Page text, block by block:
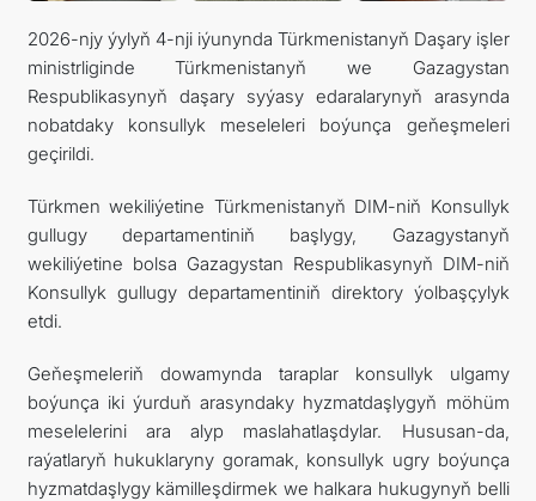
2026-njy ýylyň 4-nji iýunynda Türkmenistanyň Daşary işler
ministrliginde Türkmenistanyň we Gazagystan
Respublikasynyň daşary syýasy edaralarynyň arasynda
nobatdaky konsullyk meseleleri boýunça geňeşmeleri
geçirildi.
Türkmen wekiliýetine Türkmenistanyň DIM-niň Konsullyk
gullugy departamentiniň başlygy, Gazagystanyň
wekiliýetine bolsa Gazagystan Respublikasynyň DIM-niň
Konsullyk gullugy departamentiniň direktory ýolbaşçylyk
etdi.
Geňeşmeleriň dowamynda taraplar konsullyk ulgamy
boýunça iki ýurduň arasyndaky hyzmatdaşlygyň möhüm
meselelerini ara alyp maslahatlaşdylar. Hususan-da,
raýatlaryň hukuklaryny goramak, konsullyk ugry boýunça
hyzmatdaşlygy kämilleşdirmek we halkara hukugynyň belli